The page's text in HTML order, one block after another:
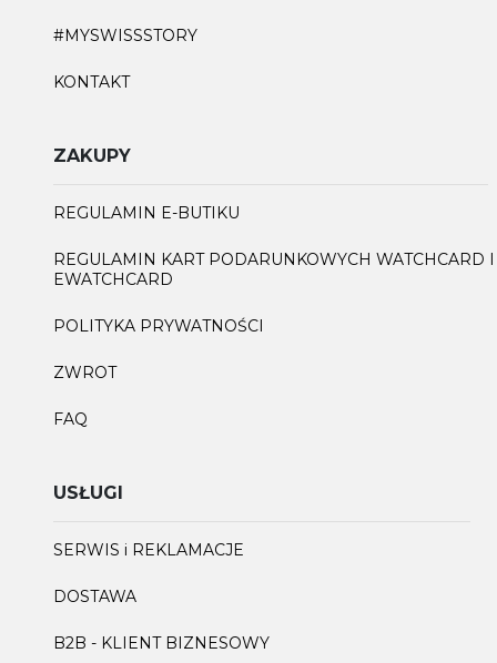
#MYSWISSSTORY
KONTAKT
ZAKUPY
REGULAMIN E-BUTIKU
REGULAMIN KART PODARUNKOWYCH WATCHCARD I
EWATCHCARD
POLITYKA PRYWATNOŚCI
ZWROT
FAQ
USŁUGI
SERWIS i REKLAMACJE
DOSTAWA
B2B - KLIENT BIZNESOWY